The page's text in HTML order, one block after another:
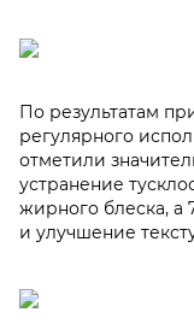
По результатам
регулярного
отметили
устранение
жирного блеска, а
и улучшение